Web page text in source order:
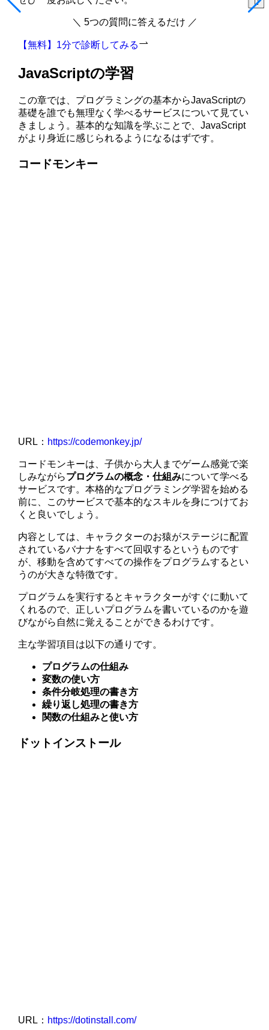
＼ 5つの質問に答えるだけ ／
【無料】1分で診断してみる
JavaScriptの学習
この章では、プログラミングの基本からJavaScriptの
基礎を誰でも無理なく学べるサービスについて見てい
きましょう。基本的な知識を学ぶことで、JavaScript
がより身近に感じられるようになるはずです。
コードモンキー
URL： https://codemonkey.jp/
コードモンキーは、子供から大人までゲーム感覚で楽
しみながらプログラムの概念・仕組みについて学べる
サービスです。本格的なプログラミング学習を始める
前に、このサービスで基本的なスキルを身につけてお
くと良いでしょう。
内容としては、キャラクターのお猿がステージに配置
されているバナナをすべて回収するというものです
が、移動を含めてすべての操作をプログラムするとい
うのが大きな特徴です。
プログラムを実行するとキャラクターがすぐに動いて
くれるので、正しいプログラムを書いているのかを遊
びながら自然に覚えることができるわけです。
主な学習項目は以下の通りです。
プログラムの仕組み
変数の使い方
条件分岐処理の書き方
繰り返し処理の書き方
関数の仕組みと使い方
ドットインストール
URL： https://dotinstall.com/